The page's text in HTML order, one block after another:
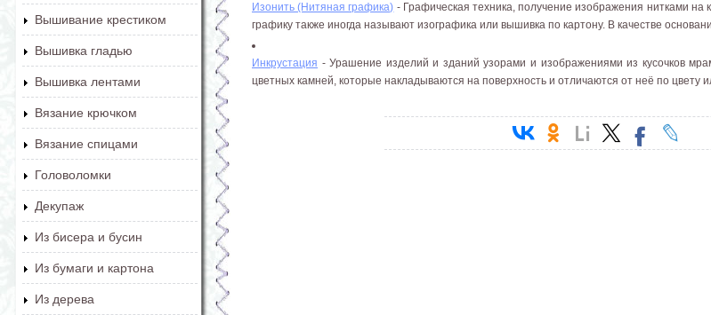
Вышивание крестиком
Вышивка гладью
Вышивка лентами
Вязание крючком
Вязание спицами
Головоломки
Декупаж
Из бисера и бусин
Из бумаги и картона
Из дерева
Изонить (Нитяная графика) - Графическая техника, получение изображения нитками
графику также иногда называют изографика или вышивка по картону. В качестве
Инкрустация - Урашение изделий и зданий узорами и изображениями из кусочков
цветных камней, которые накладываются на поверхность и отличаются от неё по цвету